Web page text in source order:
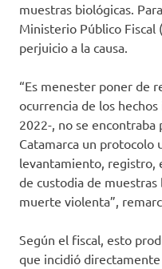
muestras biológicas.
Ministerio Público Fiscal
perjuicio a la causa.
“Es menester poner de
ocurrencia de los
2022-, no se
Catamarca un protocolo
levantamiento, registro,
de custodia de muestras
muerte violenta”,
Según el fiscal, esto
que incidió